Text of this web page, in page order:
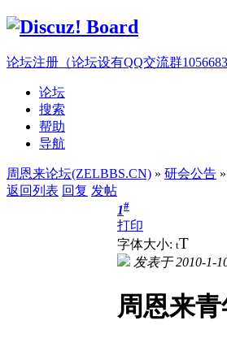
论坛注册（论坛设有QQ交流群
论坛
搜索
帮助
导航
周恩来论坛(ZELBBS.CN) » 研会公告
返回列表 回复 发帖
1#
打印
字体大小: tT
发表于 2010-1-
周恩来